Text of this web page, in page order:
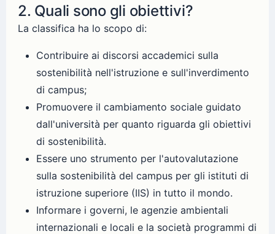
2. Quali sono gli obiettivi?
La classifica ha lo scopo di:
Contribuire ai discorsi accademici sulla
sostenibilità nell'istruzione e sull'inverdimento
di campus;
Promuovere il cambiamento sociale guidato
dall'università per quanto riguarda gli obiettivi
di sostenibilità.
Essere uno strumento per l'autovalutazione
sulla sostenibilità del campus per gli istituti di
istruzione superiore (IIS) in tutto il mondo.
Informare i governi, le agenzie ambientali
internazionali e locali e la società programmi di